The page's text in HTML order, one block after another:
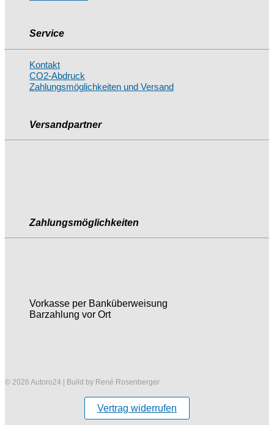
Service
Kontakt
CO2-Abdruck
Zahlungsmöglichkeiten und Versand
Versandpartner
Zahlungsmöglichkeiten
Vorkasse per Banküberweisung
Barzahlung vor Ort
© 2026 Autoro24 | Build by René Rosenberger
Vertrag widerrufen